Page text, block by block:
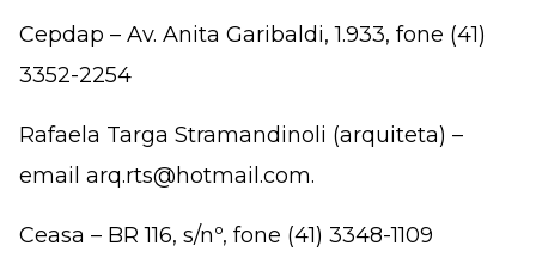
Cepdap – Av. Anita Garibaldi, 1.933, fone (41)
3352-2254
Rafaela Targa Stramandinoli (arquiteta) –
email arq.rts@hotmail.com.
Ceasa – BR 116, s/nº, fone (41) 3348-1109